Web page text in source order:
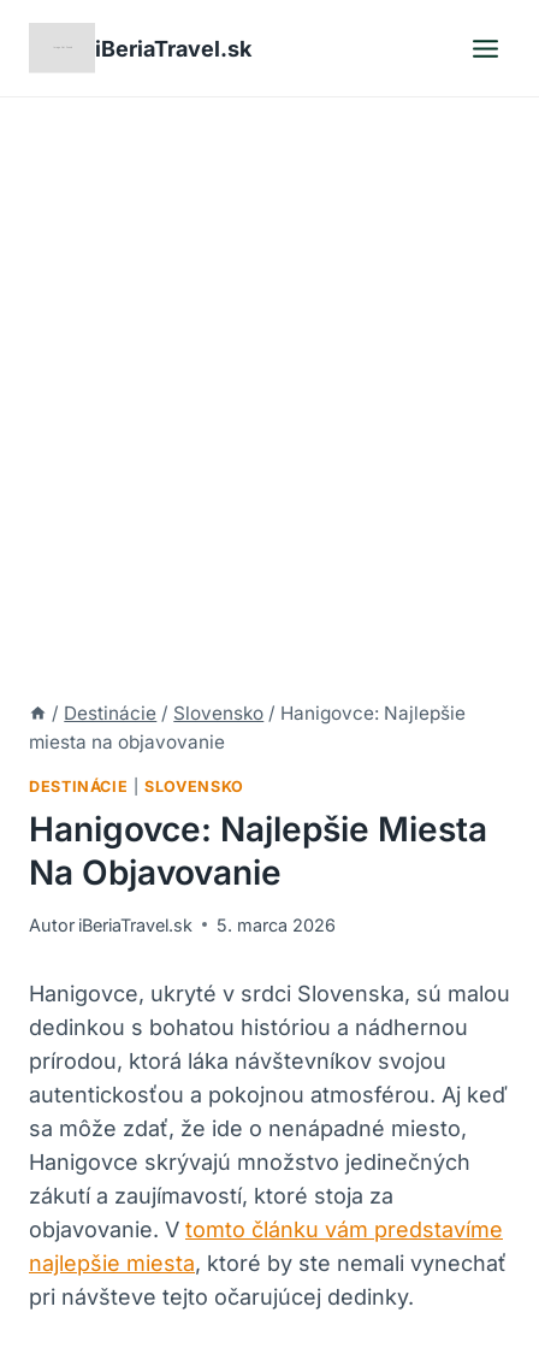
iBeriaTravel.sk
/ Destinácie / Slovensko / Hanigovce: Najlepšie
miesta na objavovanie
DESTINÁCIE |SLOVENSKO
Hanigovce: Najlepšie Miesta
Na Objavovanie
Autor iBeriaTravel.sk 5. marca 2026
Hanigovce, ukryté v srdci Slovenska, sú malou
dedinkou s bohatou históriou a nádhernou
prírodou, ktorá láka návštevníkov svojou
autentickosťou a pokojnou atmosférou. Aj keď
sa môže zdať, že ide o nenápadné miesto,
Hanigovce skrývajú množstvo jedinečných
zákutí a zaujímavostí, ktoré stoja za
objavovanie. V tomto článku vám predstavíme
najlepšie miesta, ktoré by ste nemali vynechať
pri návšteve tejto očarujúcej dedinky.